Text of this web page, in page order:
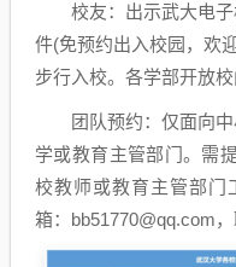
校友：出示武大电子
件(免预约出入校园，欢
步行入校。各学部开放校
团队预约：仅面向中
学或教育主管部门。需
校教师或教育主管部门
箱：bb51770@qq.com